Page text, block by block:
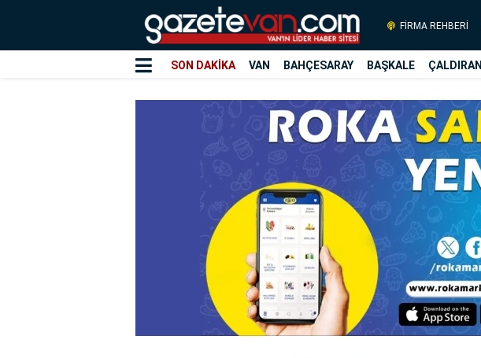
FİRMA REHBERİ
SON DAKİKA VAN BAHÇESARAY BAŞKALE ÇALDIRAN